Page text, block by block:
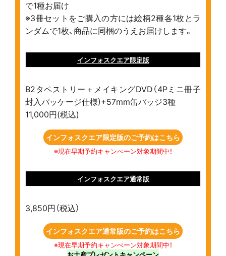
で1種お届け
※3冊セットをご購入の方には絵柄2種各1枚とラ
ンダムで1枚、商品に同梱のうえお届けします。
インフォスクエア限定版
B2タペストリー＋メイキングDVD（4Pミニ冊子
封入パッケージ仕様)+57mm缶バッジ3種
11,000円(税込)
インフォスクエア限定版のご予約はこちら
※現在早期予約キャンぺーン対象期間中！
インフォスクエア通常版
3,850円（税込）
インフォスクエア通常版のご予約はこちら
※現在早期予約キャンぺーン対象期間中！